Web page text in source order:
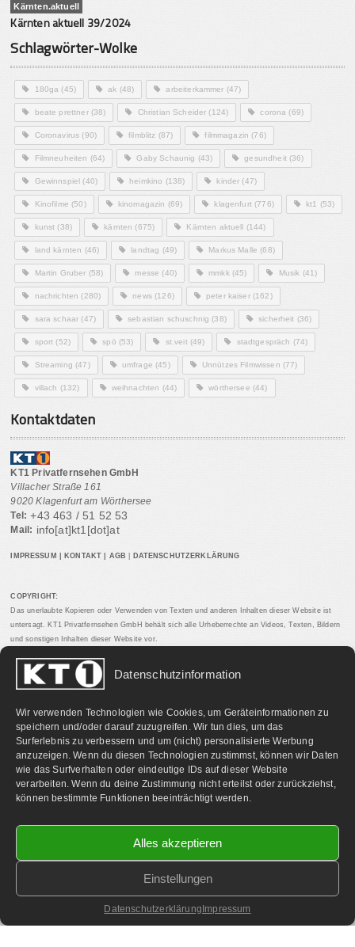
Datenschutzinformation
Wir verwenden Technologien wie Cookies, um Geräteinformationen zu
speichern und/oder darauf zuzugreifen. Wir tun dies, um das
Surferlebnis zu verbessern und um (nicht) personalisierte Werbung
anzuzeigen. Wenn du diesen Technologien zustimmst, können wir Daten
wie das Surfverhalten oder eindeutige IDs auf dieser Website
verarbeiten. Wenn du deine Zustimmung nicht erteilst oder zurückziehst,
können bestimmte Funktionen beeinträchtigt werden.
Alles akzeptieren
Einstellungen
Datenschutzerklärung Impressum
Kärnten.aktuell
Kärnten aktuell 39/2024
Schlagwörter-Wolke
180ga (45) ak (48) arbeiterkammer (47)
beate prettner(38) Christian Scheider (124) corona (69)
Coronavirus (90) filmblitz (87) filmmagazin (76)
Filmneuheiten (64) Gaby Schaunig (43) gesundheit(36)
Gewinnspiel (40) heimkino (138) kinder (47)
Kinofilme (50) kinomagazin (69) klagenfurt(776) kt1 (53)
kunst (38) kärnten (675) Kärnten aktuell (144)
land kärnten (46) landtag (49) Markus Malle (68)
Martin Gruber (58) messe (40) mmkk(45) Musik (41)
nachrichten (280) news(126) peter kaiser(162)
sara schaar (47) sebastian schuschnig (38) sicherheit (36)
sport (52) spö (53) st.veit(49) stadtgespräch (74)
Streaming (47) umfrage (45) Unnützes Filmwissen (77)
villach (132) weihnachten (44) wörthersee (44)
Kontaktdaten
KT1 Privatfernsehen GmbH
Villacher Straße 161
9020 Klagenfurt am Wörthersee
Tel: +43 463 / 51 52 53
Mail: info[at]kt1[dot]at
IMPRESSUM KONTAKT AGB DATENSCHUTZERKLÄRUNG
COPYRIGHT:
Das unerlaubte Kopieren oder Verwenden von Texten und anderen Inhalten dieser Website ist
untersagt. KT1 Privatfernsehen GmbH behält sich alle Urheberrechte an Videos, Texten, Bildern
und sonstigen Inhalten dieser Website vor.
PARTNERLINKS:
2026 KT1 Privatfernsehen - Alle Rechte vorbehalten.
Homepage & Webbetreuung DF-Media.at